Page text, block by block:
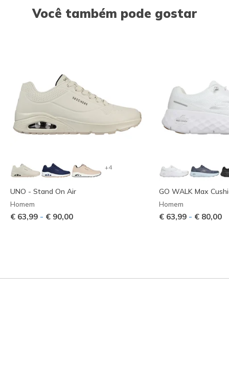
Você também pode gostar
+4
UNO - Stand On Air
Homem
€ 63,99 - € 90,00
GO WALK Max
Homem
€ 63,99 - € 80,00